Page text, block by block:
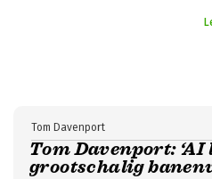
Tom Davenport:
grootschalig
Tom Davenport